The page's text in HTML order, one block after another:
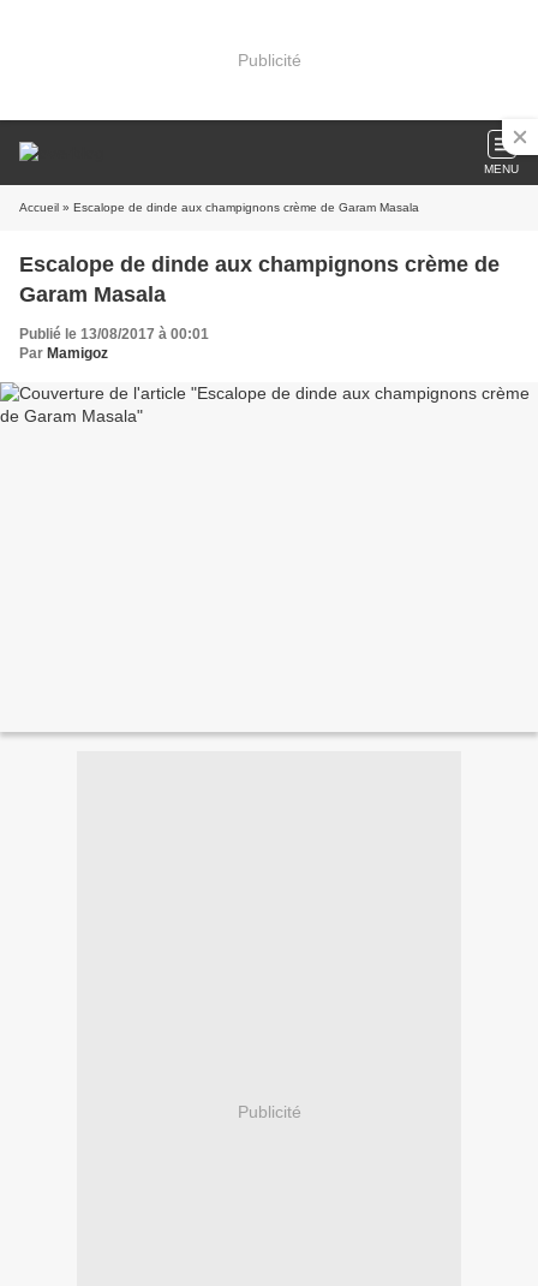
Publicité
MENU
Accueil » Escalope de dinde aux champignons crème de Garam Masala
Escalope de dinde aux champignons crème de
Garam Masala
Publié le 13/08/2017 à 00:01
Par Mamigoz
Publicité